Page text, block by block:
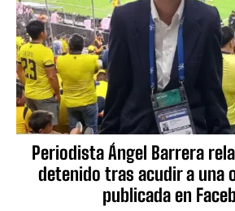
Periodista Ángel Barrera
detenido tras acudir a una
publicada en